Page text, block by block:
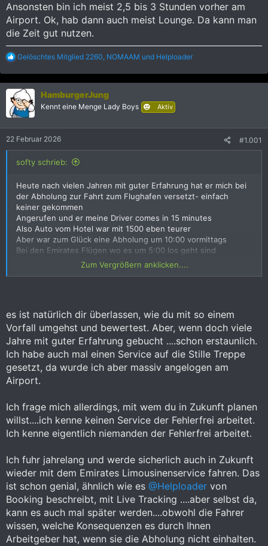
Ansonsten bin ich meist 2,5 bis 3 Stunden vorher am
Airport. Ok, hab dann auch meist Lounge. Da kann man
die Zeit gut nutzen.
R
a
k
t
i
o
n
:
Gelöschtes Mitglied 2260, NOMAAM und Helploader
HamburgerJung
Kennt eine Menge Lady Boys Aktiv
22 Februar 2026 #1.001
softy schrieb:
Heute nach vielen Jahren mit guter Erfahrung hat er mich bei
der Abholung zur Fahrt zum Flughafen versetzt- einfach
keiner gekommen
Angerufen und er meine Driver comes in 15 minutes
Also Auto vom Hotel war mit 1500 eben teurer
Aber war zum Glück eine Abholung um 10:00 vormittags
Bei den Emirates Flügen wo es um 5:00 los geht sind
Alternativen sicher schwierig
Für mich war’s das bei ihm
Zum Vergrößern anklicken....
es ist natürlich dir überlassen, wie du mit so einem
Vorfall umgehst und bewertest. Aber, wenn doch viele
Jahre mit guter Erfahrung gebucht ....schon erstaunlich.
Ich habe auch mal einen Service auf die Stille Treppe
gesetzt, da wurde ich aber massiv angelogen am
Airport.
Ich frage mich allerdings, mit wem du in Zukunft planen
willst....ich kenne keinen Service der Fehlerfrei arbeitet.
Ich kenne eigentlich niemanden der Fehlerfrei arbeitet.
Ich fuhr jahrelang und werde sicherlich auch in Zukunft
wieder mit dem Emirates Limousinenservice fahren. Das
ist schon genial, ähnlich wie es @Helploader von
Booking beschreibt, mit Live Tracking ....aber selbst da,
kann es auch mal später werden....obwohl die Fahrer
wissen, welche Konsequenzen es durch Ihnen
Arbeitgeber hat, wenn sie die Abholung nicht einhalten.